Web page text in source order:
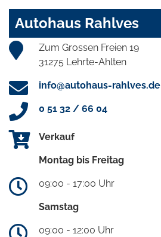
Autohaus Rahlves
Zum Grossen Freien 19
31275 Lehrte-Ahlten
info@autohaus-rahlves.de
0 51 32 / 66 04
Verkauf
Montag bis Freitag
09:00 - 17:00 Uhr
Samstag
09:00 - 12:00 Uhr